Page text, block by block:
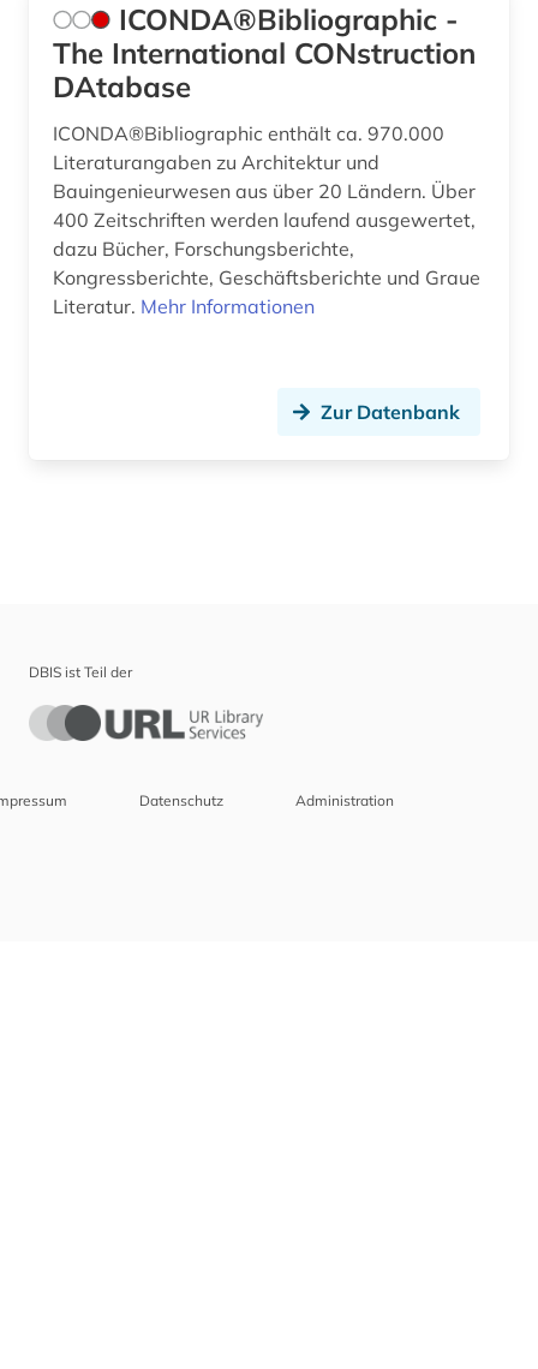
ICONDA®Bibliographic -
The International CONstruction
DAtabase
ICONDA®Bibliographic enthält ca. 970.000
Literaturangaben zu Architektur und
Bauingenieurwesen aus über 20 Ländern. Über
400 Zeitschriften werden laufend ausgewertet,
dazu Bücher, Forschungsberichte,
Kongressberichte, Geschäftsberichte und Graue
Literatur. Mehr Informationen
Zur Datenbank
DBIS ist Teil der
Datenschutz Administration